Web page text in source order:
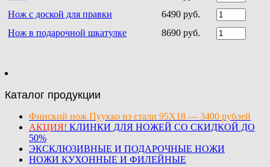
Нож с доской для правки
6490 руб.
Нож в подарочной шкатулке
8690 руб.
Каталог продукции
Финский нож Пуукко из стали 95Х18 — 3400 рублей
АКЦИЯ! КЛИНКИ ДЛЯ НОЖЕЙ СО СКИДКОЙ ДО
50%
ЭКСКЛЮЗИВНЫЕ И ПОДАРОЧНЫЕ НОЖИ
НОЖИ КУХОННЫЕ И ФИЛЕЙНЫЕ